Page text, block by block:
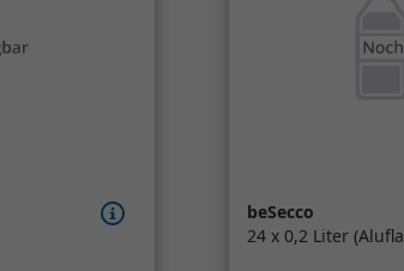
beSecco
24 x 0,2 Liter